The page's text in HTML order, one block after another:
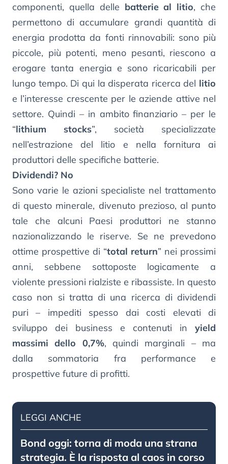
componenti, quella delle batterie al litio, che
permettono di accumulare grandi quantità di
energia prodotta da fonti rinnovabili: sono più
piccole, più potenti, meno pesanti, riescono a
erogare tanta energia e sono ricaricabili per
lungo tempo. Di qui la disperata ricerca del litio
e l’interesse crescente per le aziende attive nel
settore. Quindi – in ambito finanziario – per le
“lithium stocks”, società specializzate
nell’estrazione del litio e nella fornitura ai
produttori delle specifiche batterie.
Dividendi? No
Sono varie le azioni specialiste nel trattamento
di questo minerale, divenuto prezioso, al punto
tale che alcuni Paesi produttori ne stanno
nazionalizzando le riserve. Se ne prevedono
ottime prospettive di “total return” nei prossimi
anni, sebbene sottoposte logicamente a
violente pressioni rialziste e ribassiste. In questo
caso non si tratta di una ricerca di dividendi
puri – impediti spesso dai costi elevati di
sviluppo dei business e contenuti in yield
massimi dello 0,7%, quindi marginali – ma
dalla sommatoria fra performance e
prospettive future di profitti.
LEGGI ANCHE
Bond oggi: torna di moda una strana
strategia. È la risposta al caos in corso